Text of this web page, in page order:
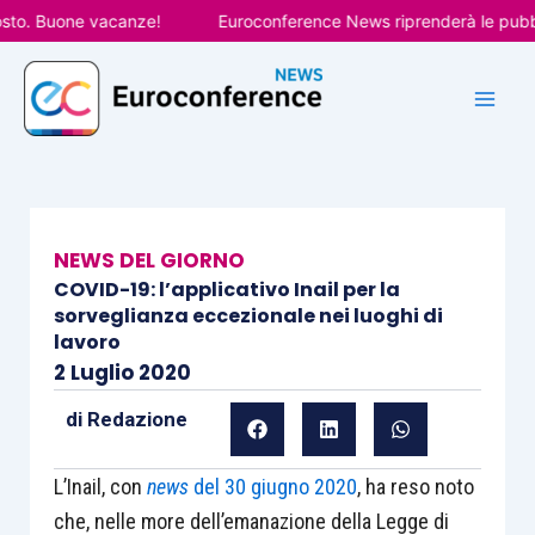
Vai
al
contenuto
vacanze! Euroconference News riprenderà le
NEWS DEL GIORNO
COVID-19: l’applicativo Inail per la
sorveglianza eccezionale nei luoghi di
lavoro
2 Luglio 2020
di Redazione
L’Inail, con newsdel 30 giugno 2020, ha reso noto
che, nelle more dell’emanazione della Legge di